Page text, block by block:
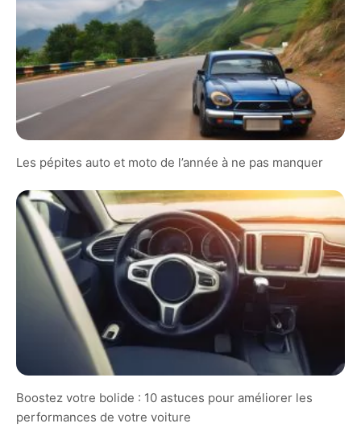
Les pépites auto et moto de l’année à ne pas manquer
Boostez votre bolide : 10 astuces pour améliorer les
performances de votre voiture